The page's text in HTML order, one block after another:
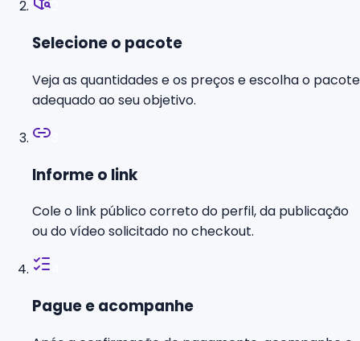
Selecione o pacote
Veja as quantidades e os preços e escolha o pacote
adequado ao seu objetivo.
Informe o link
Cole o link público correto do perfil, da publicação
ou do vídeo solicitado no checkout.
Pague e acompanhe